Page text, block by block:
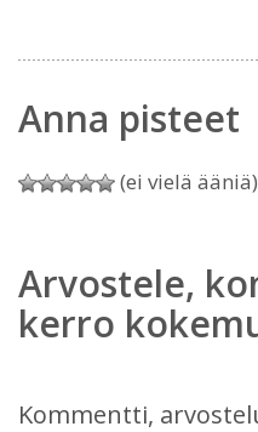
Anna pisteet
(ei vielä ääniä)
Arvostele,
kerro
Kommentti,